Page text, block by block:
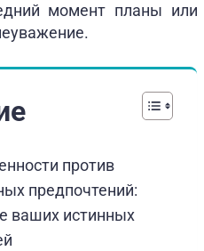
момент планы или
против
предпочтений:
ваших истинных